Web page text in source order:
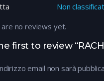
Non
first to review
email non sarà
no reviews yet.